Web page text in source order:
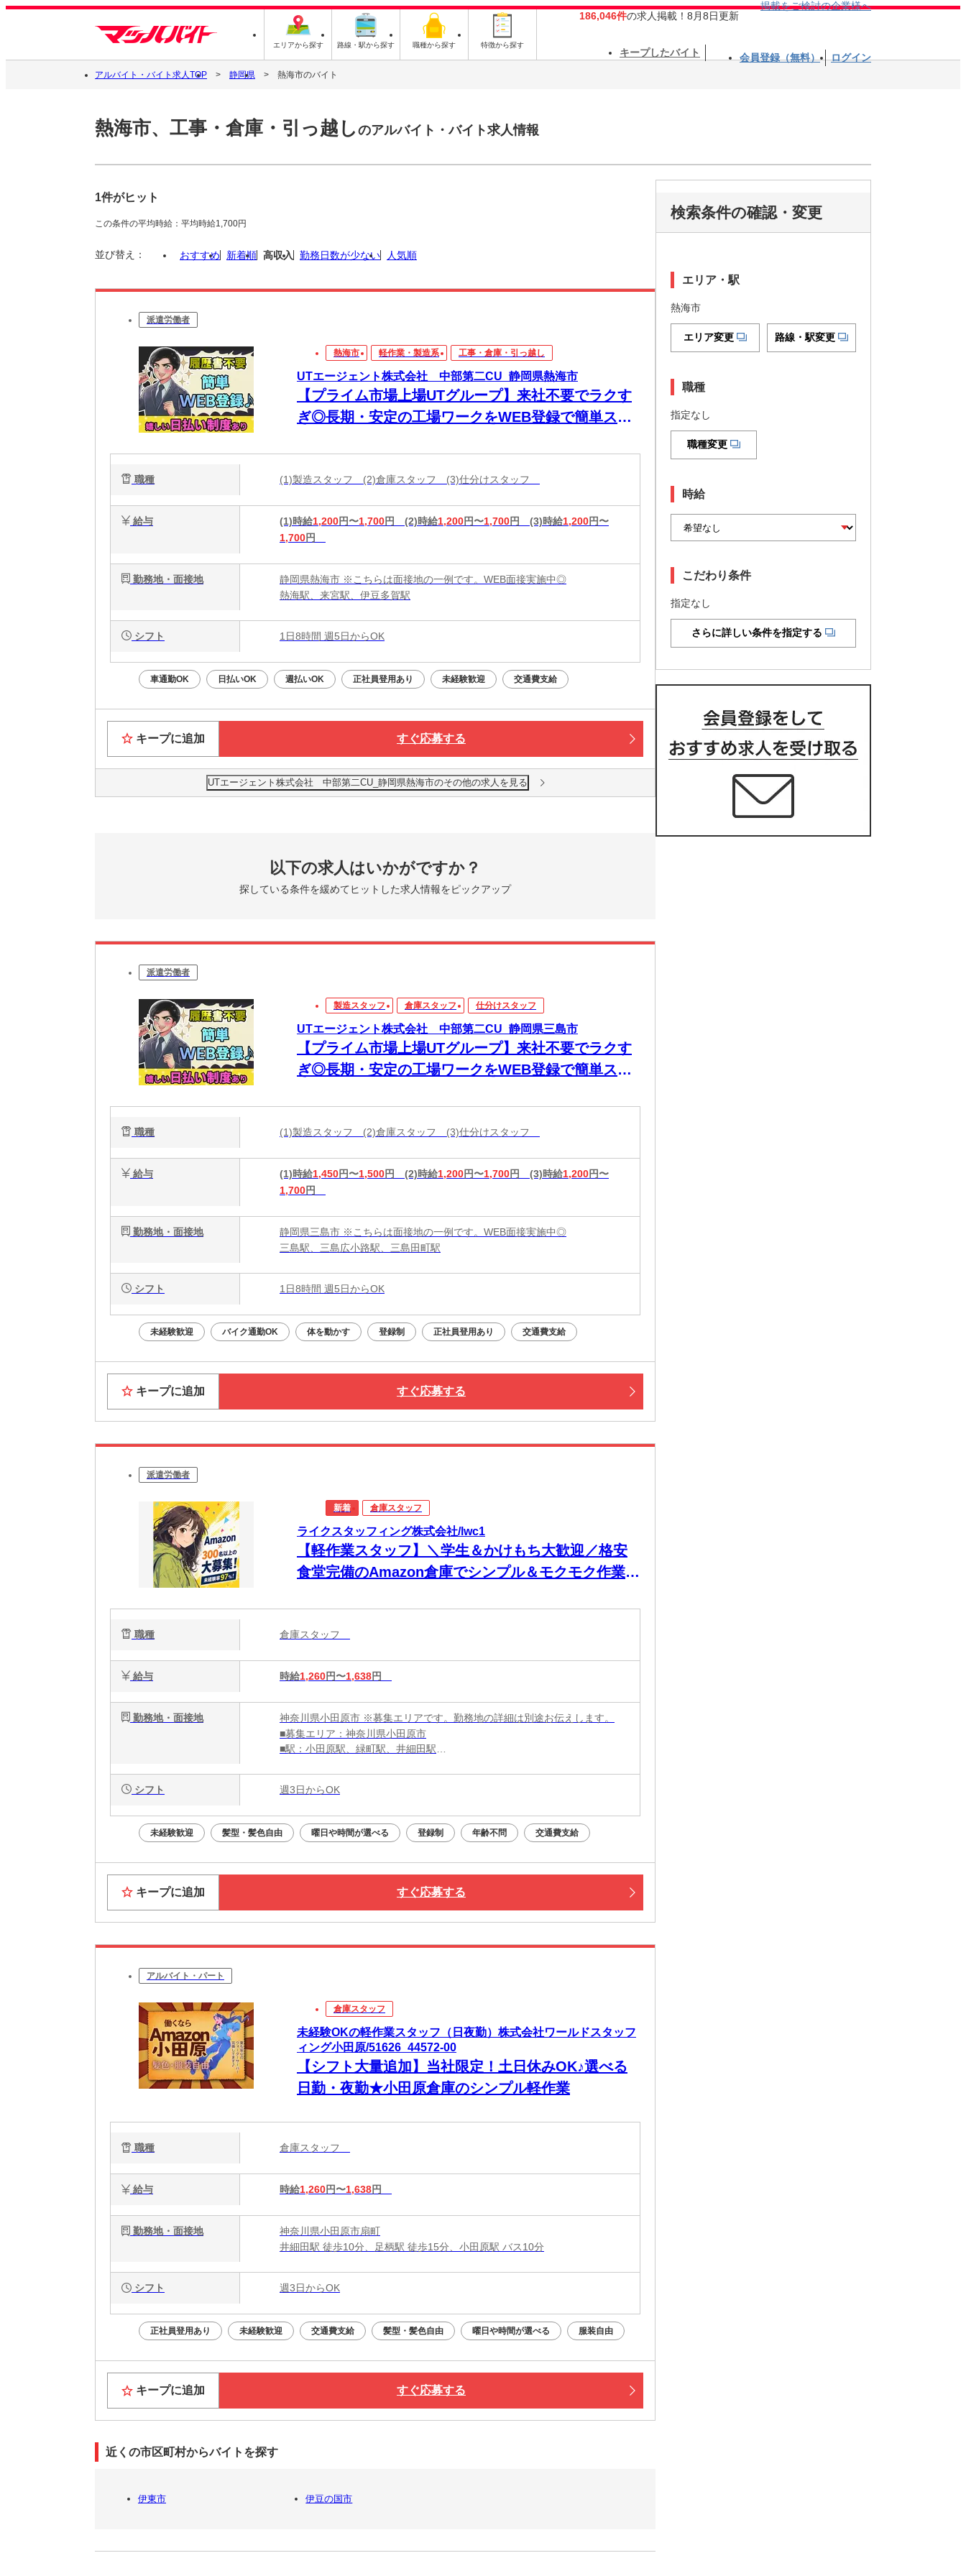
エリアから探す 路線・駅から探す 職種から探す 特徴から探す
186,046件の求人掲載！8月8日更新
掲載をご検討の企業様へ
キープしたバイト 会員登録（無料） ログイン
アルバイト・バイト求人TOP 静岡県 熱海市のバイト
熱海市、工事・倉庫・引っ越し のアルバイト・バイト求人情報
1件がヒット
この条件の平均時給：平均時給1,700円
並び替え： おすすめ 新着順 高収入 勤務日数が少ない 人気順
派遣労働者
熱海市 軽作業・製造系 工事・倉庫・引っ越し
UTエージェント株式会社 中部第二CU_静岡県熱海市
【プライム市場上場UTグループ】来社不要でラクす
ぎ◎長期・安定の工場ワークをWEB登録で簡単スタ
職種 (1)製造スタッフ (2)倉庫スタッフ (3)仕分けスタッフ
給与 (1)時給1,200円〜1,700円 (2)時給1,200円〜1,700円 (3)時給1,200円〜
1,700円
勤務地・面接地
静岡県熱海市 ※こちらは面接地の一例です。WEB面接実施中◎
熱海駅、来宮駅、伊豆多賀駅
シフト 1日8時間 週5日からOK
車通勤OK 日払いOK 週払いOK 正社員登用あり 未経験歓迎 交通費支給
キープに追加 すぐ応募する
UTエージェント株式会社 中部第二CU_静岡県熱海市のその他の求人を見る
以下の求人はいかがですか？
探している条件を緩めてヒットした求人情報をピックアップ
派遣労働者
製造スタッフ 倉庫スタッフ 仕分けスタッフ
UTエージェント株式会社 中部第二CU_静岡県三島市
【プライム市場上場UTグループ】来社不要でラクす
ぎ◎長期・安定の工場ワークをWEB登録で簡単スタ
職種 (1)製造スタッフ (2)倉庫スタッフ (3)仕分けスタッフ
給与 (1)時給1,450円〜1,500円 (2)時給1,200円〜1,700円 (3)時給1,200円〜
1,700円
勤務地・面接地
静岡県三島市 ※こちらは面接地の一例です。WEB面接実施中◎
三島駅、三島広小路駅、三島田町駅
シフト 1日8時間 週5日からOK
未経験歓迎 バイク通勤OK 体を動かす 登録制 正社員登用あり 交通費支給
キープに追加 すぐ応募する
派遣労働者
新着 倉庫スタッフ
ライクスタッフィング株式会社/lwc1
【軽作業スタッフ】＼学生＆かけもち大歓迎／格安
食堂完備のAmazon倉庫でシンプル＆モクモク作業
職種 倉庫スタッフ
給与 時給1,260円〜1,638円
勤務地・面接地
神奈川県小田原市 ※募集エリアです。勤務地の詳細は別途お伝えします。
■募集エリア：神奈川県小田原市
■駅：小田原駅、緑町駅、井細田駅
シフト 週3日からOK
未経験歓迎 髪型・髪色自由 曜日や時間が選べる 登録制 年齢不問 交通費支給
キープに追加 すぐ応募する
アルバイト・パート
倉庫スタッフ
未経験OKの軽作業スタッフ（日夜勤）株式会社ワールドスタッフ
ィング小田原/51626_44572-00
【シフト大量追加】当社限定！土日休みOK♪選べる
日勤・夜勤★小田原倉庫のシンプル軽作業
職種 倉庫スタッフ
給与 時給1,260円〜1,638円
勤務地・面接地
神奈川県小田原市扇町
井細田駅 徒歩10分、足柄駅 徒歩15分、小田原駅 バス10分
シフト 週3日からOK
正社員登用あり 未経験歓迎 交通費支給 髪型・髪色自由 曜日や時間が選べる 服装自由
キープに追加 すぐ応募する
近くの市区町村からバイトを探す
伊東市 伊豆の国市
検索条件の確認・変更
エリア・駅
熱海市
エリア変更 路線・駅変更
職種
指定なし
職種変更
時給
こだわり条件
指定なし
さらに詳しい条件を指定する